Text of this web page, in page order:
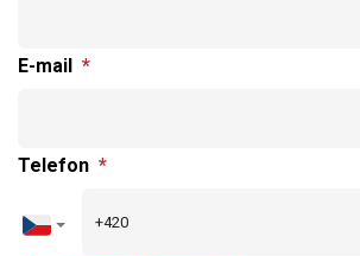
E-mail *
Telefon *